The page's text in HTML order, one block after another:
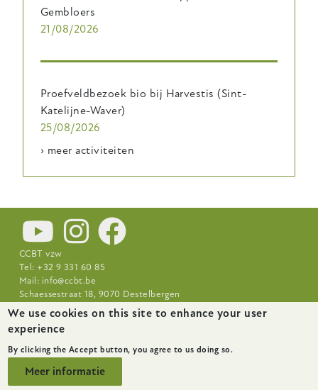
Gembloers
21/08/2026
Proefveldbezoek bio bij Harvestis (Sint-
Katelijne-Waver)
25/08/2026
› meer activiteiten
CCBT vzw
Tel: +32 9 331 60 85
Mail: info@ccbt.be
Schaessestraat 18, 9070 Destelbergen
Footer-
menu
Nieuws Over CCBT Praktijkcentra
We use cookies on this site to enhance your user
experience
By clicking the Accept button, you agree to us doing so.
Meer informatie